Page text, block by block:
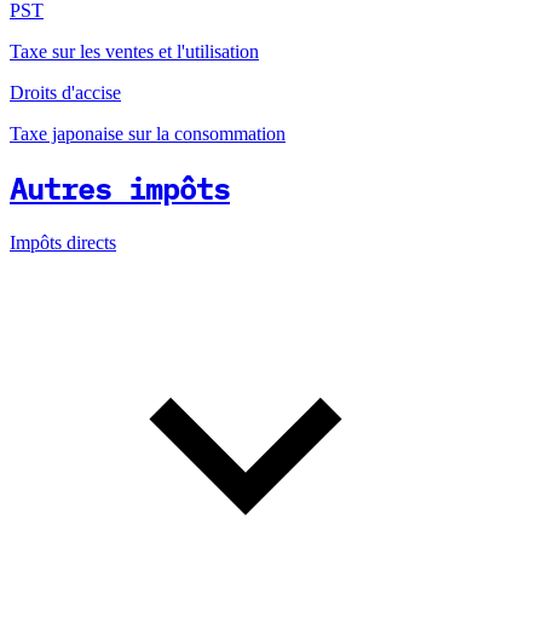
PST
Taxe sur les ventes et l'utilisation
Droits d'accise
Taxe japonaise sur la consommation
Autres impôts
Impôts directs